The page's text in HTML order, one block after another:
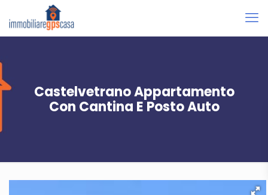
Castelvetrano Appartamento
Con Cantina E Posto Auto